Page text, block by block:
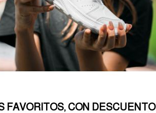
FAVORITOS, CON DESCUENTO